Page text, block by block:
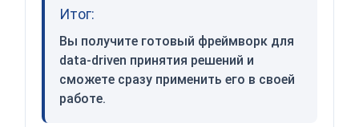
Итог:
Вы получите готовый фреймворк для
data-driven принятия решений и
сможете сразу применить его в своей
работе.